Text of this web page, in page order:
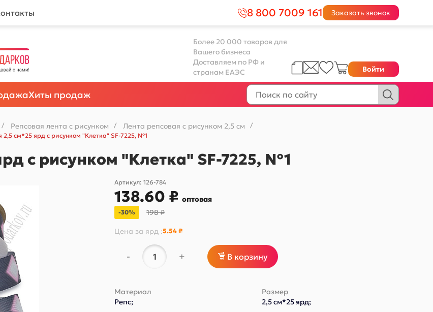
8 800 7009 161 Заказать звонок
Более 20 000 товаров для
Вашего бизнеса
Доставляем по РФ и
странам ЕАЭС
Войти
Хиты продаж
/ Репсовая лента с рисунком / Лента репсовая с рисунком 2,5 см /
2,5 см*25 ярд с рисунком "Клетка" SF-7225, №1
с рисунком "Клетка" SF-7225, №1
Артикул:126-784
138.60 ₽оптовая
-30% 198 ₽
Цена за ярд :5.54 ₽
- + В корзину
Материал
Репс;
Размер
2,5 см*25 ярд;